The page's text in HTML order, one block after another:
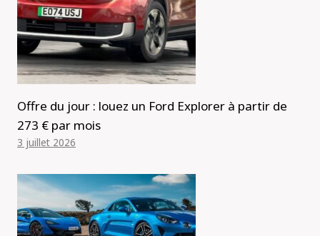
Offre du jour : louez un Ford Explorer à partir de
273 € par mois
3 juillet 2026